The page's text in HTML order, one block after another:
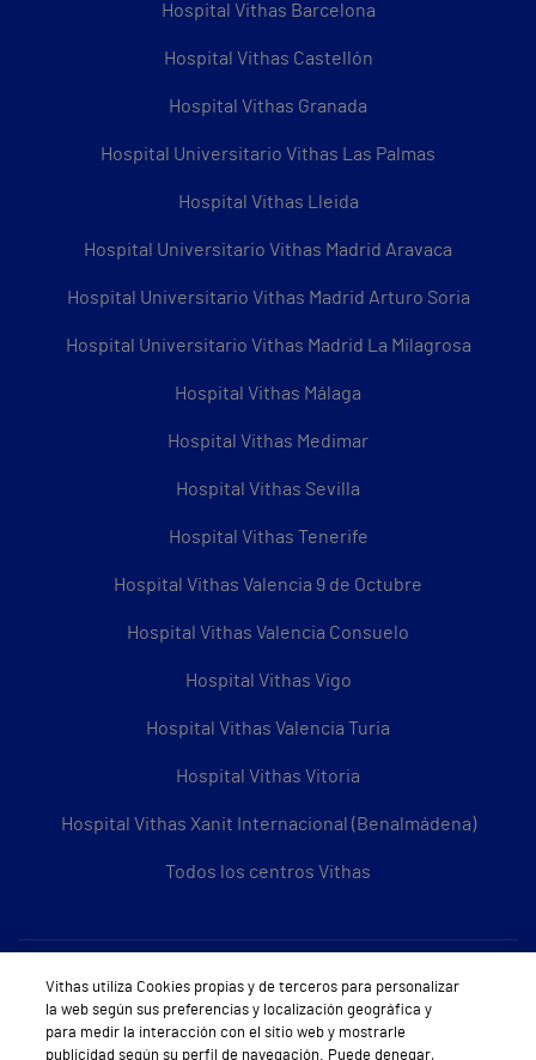
Hospital Vithas Barcelona
Hospital Vithas Castellón
Hospital Vithas Granada
Hospital Universitario Vithas Las Palmas
Hospital Vithas Lleida
Hospital Universitario Vithas Madrid Aravaca
Hospital Universitario Vithas Madrid Arturo Soria
Hospital Universitario Vithas Madrid La Milagrosa
Hospital Vithas Málaga
Hospital Vithas Medimar
Hospital Vithas Sevilla
Hospital Vithas Tenerife
Hospital Vithas Valencia 9 de Octubre
Hospital Vithas Valencia Consuelo
Hospital Vithas Vigo
Hospital Vithas Valencia Turia
Hospital Vithas Vitoria
Hospital Vithas Xanit Internacional (Benalmádena)
Todos los centros Vithas
Sobre Vithas
Quiénes somos
Vithas utiliza Cookies propias y de terceros para personalizar
la web según sus preferencias y localización geográfica y
para medir la interacción con el sitio web y mostrarle
publicidad según su perfil de navegación. Puede denegar,